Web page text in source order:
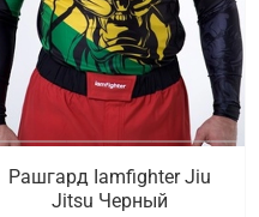
Рашгард Iamfighter Jiu
Jitsu Черный